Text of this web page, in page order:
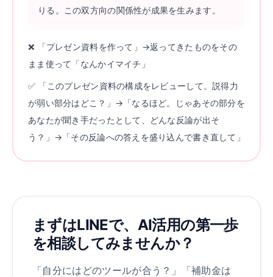
りる。この双方向の関係性が成果を生みます。
❌ 「プレゼン資料を作って」→返ってきたものをその
まま使って「なんかイマイチ」
✅ 「このプレゼン資料の構成をレビューして。説得力
が弱い部分はどこ？」→「なるほど。じゃあその部分を
あなたが聞き手だったとして、どんな反論が出そ
う？」→「その反論への答えを盛り込んで書き直して」
まずはLINEで、AI活用の第一歩
を相談してみませんか？
「自分にはどのツールが合う？」「補助金は